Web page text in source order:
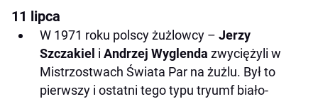
11 lipca
W 1971 roku polscy żużlowcy – Jerzy
Szczakiel i Andrzej Wyglenda zwyciężyli w
Mistrzostwach Świata Par na żużlu. Był to
pierwszy i ostatni tego typu tryumf biało-